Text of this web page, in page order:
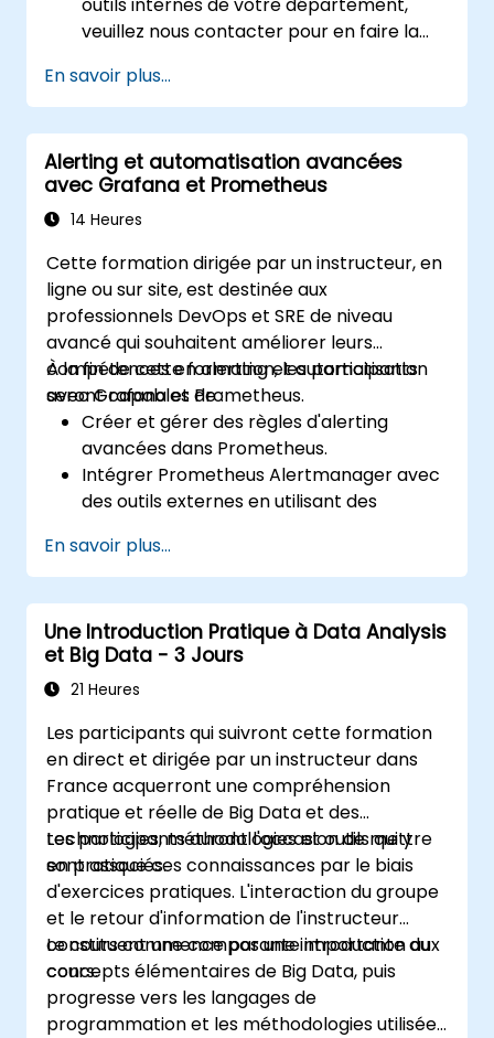
veuillez nous contacter pour en faire la
En savoir plus...
Alerting et automatisation avancées
avec Grafana et Prometheus
14 Heures
Cette formation dirigée par un instructeur, en
ligne ou sur site, est destinée aux
professionnels DevOps et SRE de niveau
avancé qui souhaitent améliorer leurs
compétences en alerting et automatisation
avec Grafana et Prometheus.
À la fin de cette formation, les participants
seront capables de :
Créer et gérer des règles d'alerting
avancées dans Prometheus.
Intégrer Prometheus Alertmanager avec
des outils externes en utilisant des
Automatiser les réponses aux alertes
pour une résolution plus rapide des
problèmes.
Utiliser Grafana pour visualiser et gérer
efficacement les alertes.
En savoir plus...
Une Introduction Pratique à Data Analysis
et Big Data - 3 Jours
21 Heures
Les participants qui suivront cette formation
en direct et dirigée par un instructeur dans
France acquerront une compréhension
pratique et réelle de Big Data et des
technologies, méthodologies et outils qui y
sont associés.
Les participants auront l'occasion de mettre
en pratique ces connaissances par le biais
d'exercices pratiques. L'interaction du groupe
et le retour d'information de l'instructeur
constituent une composante importante du
cours.
Le cours commence par une introduction aux
concepts élémentaires de Big Data, puis
progresse vers les langages de
programmation et les méthodologies utilisées